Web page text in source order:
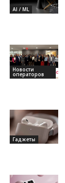
AI / ML
Новости
операторов
Гаджеты